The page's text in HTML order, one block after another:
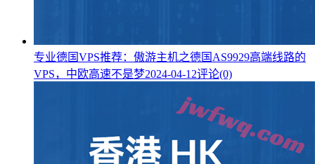
专业德国VPS推荐：傲游主机之德国AS9929高端线路的
VPS，中欧高速不是梦2024-04-12评论(0)